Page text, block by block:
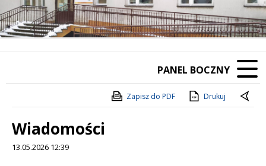
PANEL BOCZNY
Zapisz do PDF Drukuj
Wiadomości
13.05.2026 12:39